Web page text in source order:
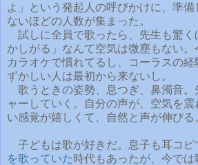
よ」という発起人の呼びかけに、準備
ないほどの人数が集まった。
試しに全員で歌ったら、先生も驚く
かしがる」なんて空気は微塵もない
カラオケで慣れてるし、コーラスの
ずかしい人は最初から来ないし。
歌うときの姿勢、息つぎ、鼻濁音。
ャーしていく。自分の声が、空気を
い感覚が嬉しくて、自然と声が伸びる
子どもは歌が好きだ。息子も耳コピ
を歌っていた時代もあったが、今で